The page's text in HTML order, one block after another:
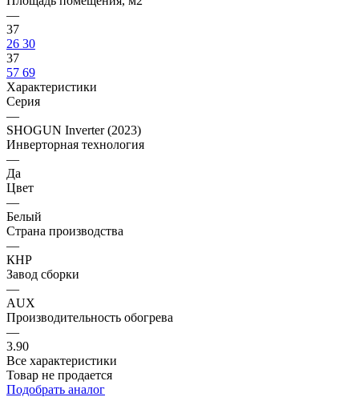
—
37
26 30
37
57 69
Характеристики
Серия
—
SHOGUN Inverter (2023)
Инверторная технология
—
Да
Цвет
—
Белый
Страна производства
—
КНР
Завод сборки
—
AUX
Производительность обогрева
—
3.90
Все характеристики
Товар не продается
Подобрать аналог